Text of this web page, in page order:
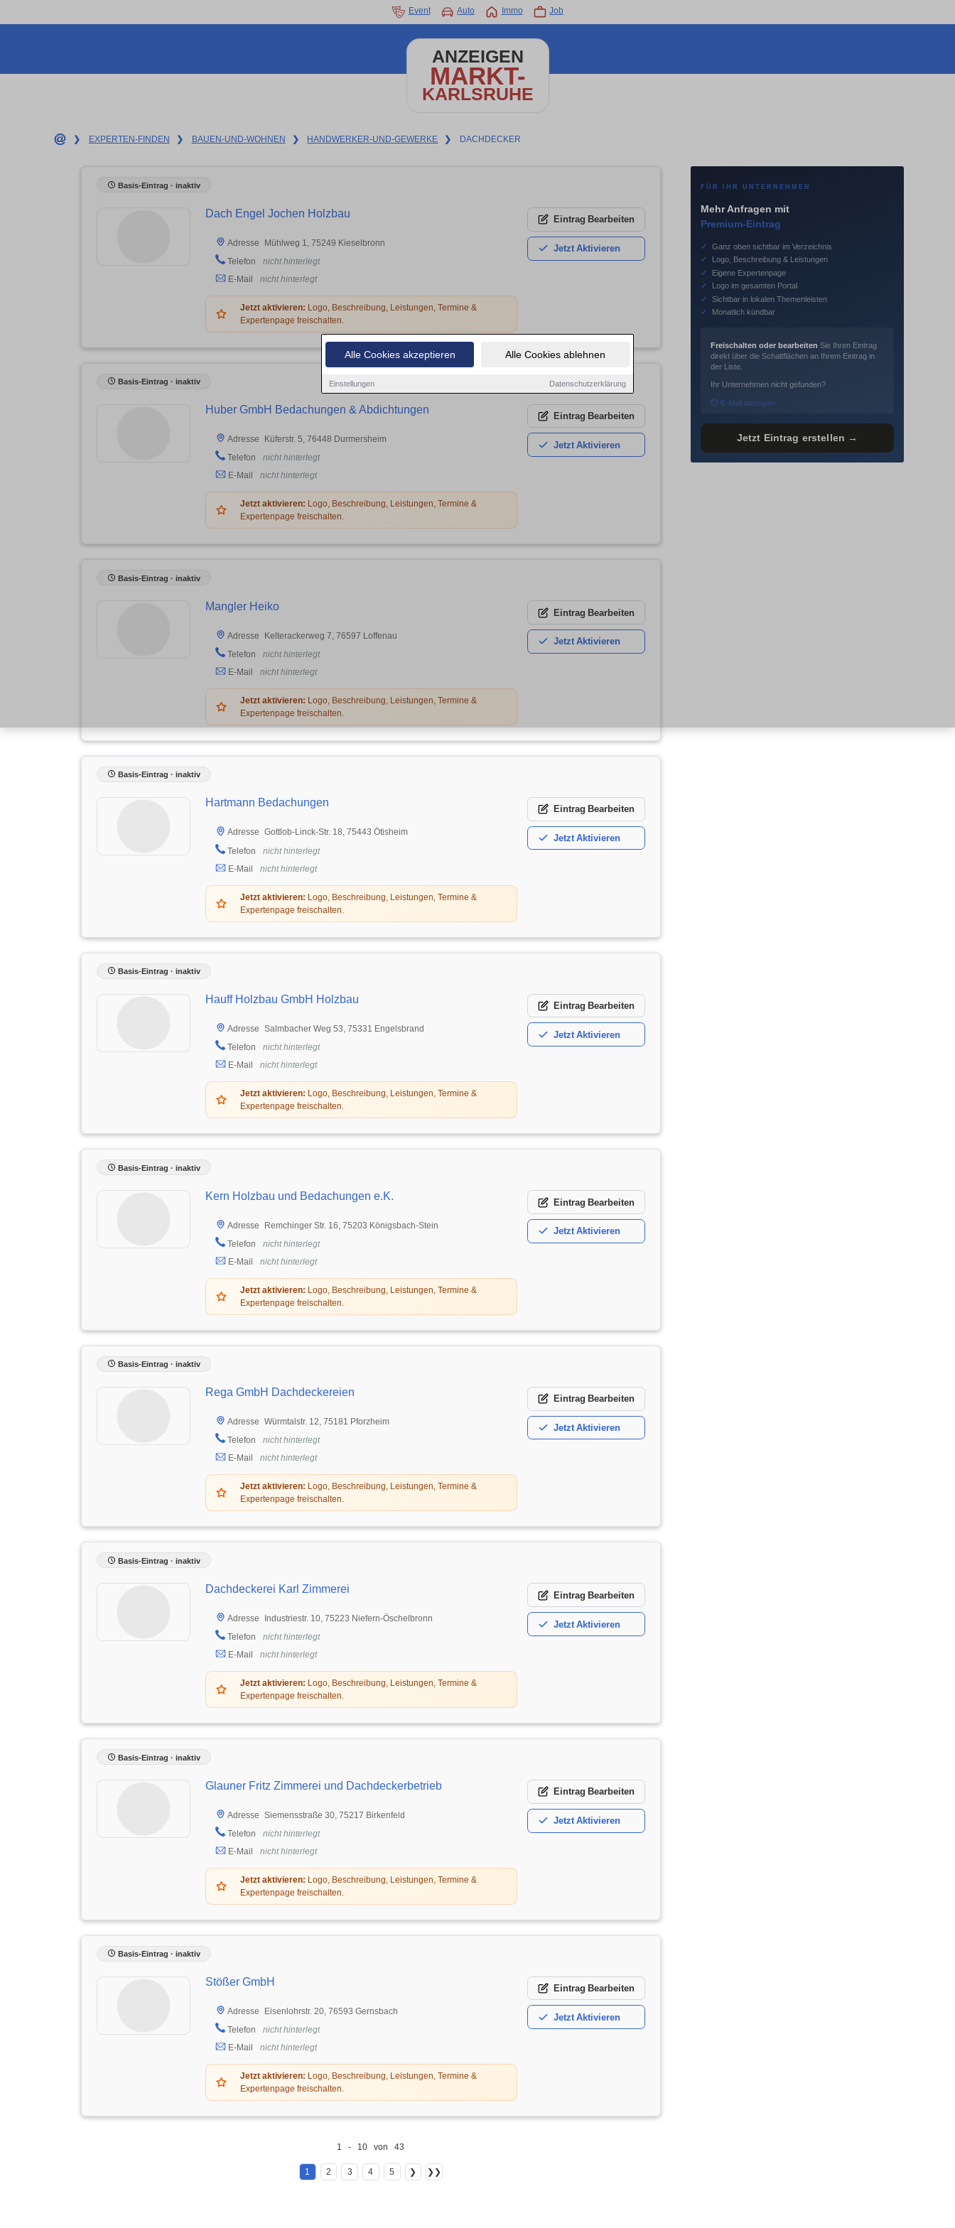
Alle Cookies akzeptieren Alle Cookies ablehnen
Einstellungen Datenschutzerklärung
Event Auto Immo Job
ANZEIGEN
MARKT-
KARLSRUHE
❯ EXPERTEN-FINDEN ❯ BAUEN-UND-WOHNEN ❯ HANDWERKER-UND-GEWERKE ❯ DACHDECKER
Basis-Eintrag · inaktiv
Dach Engel Jochen Holzbau
Adresse
Mühlweg 1, 75249 Kieselbronn
Telefon
nicht hinterlegt
E-Mail
nicht hinterlegt
Jetzt aktivieren: Logo, Beschreibung, Leistungen, Termine &
Expertenpage freischalten.
Eintrag Bearbeiten
Jetzt Aktivieren
Basis-Eintrag · inaktiv
Huber GmbH Bedachungen & Abdichtungen
Adresse
Küferstr. 5, 76448 Durmersheim
Telefon
nicht hinterlegt
E-Mail
nicht hinterlegt
Jetzt aktivieren: Logo, Beschreibung, Leistungen, Termine &
Expertenpage freischalten.
Eintrag Bearbeiten
Jetzt Aktivieren
Basis-Eintrag · inaktiv
Mangler Heiko
Adresse
Kelterackerweg 7, 76597 Loffenau
Telefon
nicht hinterlegt
E-Mail
nicht hinterlegt
Jetzt aktivieren: Logo, Beschreibung, Leistungen, Termine &
Expertenpage freischalten.
Eintrag Bearbeiten
Jetzt Aktivieren
Basis-Eintrag · inaktiv
Hartmann Bedachungen
Adresse Gottlob-Linck-Str. 18, 75443 Ötisheim
Telefon
nicht hinterlegt
E-Mail
nicht hinterlegt
Jetzt aktivieren: Logo, Beschreibung, Leistungen, Termine &
Expertenpage freischalten.
Eintrag Bearbeiten
Jetzt Aktivieren
Basis-Eintrag · inaktiv
Hauff Holzbau GmbH Holzbau
Adresse Salmbacher Weg 53, 75331 Engelsbrand
Telefon
nicht hinterlegt
E-Mail
nicht hinterlegt
Jetzt aktivieren: Logo, Beschreibung, Leistungen, Termine &
Expertenpage freischalten.
Eintrag Bearbeiten
Jetzt Aktivieren
Basis-Eintrag · inaktiv
Kern Holzbau und Bedachungen e.K.
Adresse
Remchinger Str. 16, 75203 Königsbach-Stein
Telefon
nicht hinterlegt
E-Mail
nicht hinterlegt
Jetzt aktivieren: Logo, Beschreibung, Leistungen, Termine &
Expertenpage freischalten.
Eintrag Bearbeiten
Jetzt Aktivieren
Basis-Eintrag · inaktiv
Rega GmbH Dachdeckereien
Adresse Würmtalstr. 12, 75181 Pforzheim
Telefon
nicht hinterlegt
E-Mail
nicht hinterlegt
Jetzt aktivieren: Logo, Beschreibung, Leistungen, Termine &
Expertenpage freischalten.
Eintrag Bearbeiten
Jetzt Aktivieren
Basis-Eintrag · inaktiv
Dachdeckerei Karl Zimmerei
Adresse
Industriestr. 10, 75223 Niefern-Öschelbronn
Telefon
nicht hinterlegt
E-Mail
nicht hinterlegt
Jetzt aktivieren: Logo, Beschreibung, Leistungen, Termine &
Expertenpage freischalten.
Eintrag Bearbeiten
Jetzt Aktivieren
Basis-Eintrag · inaktiv
Glauner Fritz Zimmerei und Dachdeckerbetrieb
Adresse Siemensstraße 30, 75217 Birkenfeld
Telefon
nicht hinterlegt
E-Mail
nicht hinterlegt
Jetzt aktivieren: Logo, Beschreibung, Leistungen, Termine &
Expertenpage freischalten.
Eintrag Bearbeiten
Jetzt Aktivieren
Basis-Eintrag · inaktiv
Stößer GmbH
Adresse
Eisenlohrstr. 20, 76593 Gernsbach
Telefon
nicht hinterlegt
E-Mail
nicht hinterlegt
Jetzt aktivieren: Logo, Beschreibung, Leistungen, Termine &
Expertenpage freischalten.
Eintrag Bearbeiten
Jetzt Aktivieren
1 - 10 von 43
1 2 3 4 5 ❯ ❯❯
FÜR IHR UNTERNEHMEN
Mehr Anfragen mit
Premium-Eintrag
✓
Ganz oben sichtbar im Verzeichnis
✓
Logo, Beschreibung & Leistungen
✓
Eigene Expertenpage
✓
Logo im gesamten Portal
✓
Sichtbar in lokalen Themenleisten
✓
Monatlich kündbar
Freischalten oder bearbeiten Sie Ihren Eintrag
direkt über die Schaltflächen an Ihrem Eintrag in
der Liste.
Ihr Unternehmen nicht gefunden?
E-Mail anzeigen
Jetzt Eintrag erstellen →